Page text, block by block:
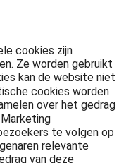
cookies zijn
Ze worden gebruikt
kan de website niet
cookies worden
over het gedrag
Marketing
te volgen op
relevante
van deze